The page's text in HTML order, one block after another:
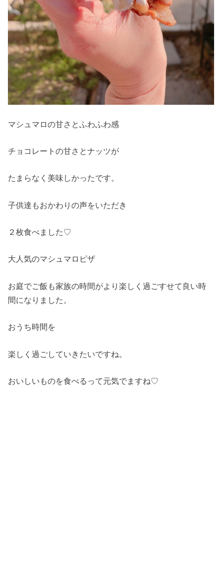
マシュマロの甘さとふわふわ感
チョコレートの甘さとナッツが
たまらなく美味しかったです。
子供達もおかわりの声をいただき
２枚食べました♡
大人気のマシュマロピザ
お庭でご飯も家族の時間がより楽しく過ごすせて良い時
間になりました。
おうち時間を
楽しく過ごしていきたいですね。
おいしいものを食べるって元気でますね♡